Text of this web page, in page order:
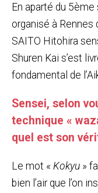
En aparté du 5ème
organisé à Rennes
SAITO Hitohira
Shuren Kai s’est
fondamental de
Sensei, selon
technique «
quel est son
Le mot « Kokyu »
bien l’air que l’on